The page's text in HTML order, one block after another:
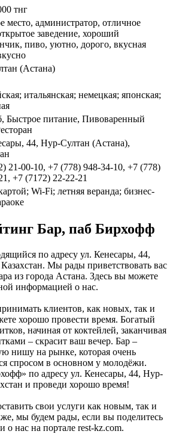
тнг
место, администратор, отличное
заведение, хороший
пиво, уютно, дорого, вкусная
(Астана)
итальянская; немецкая; японская;
Быстрое питание, Пивоваренный
44, Нур-Султан (Астана),
21-00-10, +7 (778) 948-34-10, +7 (778)
+7 (7172) 22-22-21
Wi-Fi; летняя веранда; бизнес-
Бар, паб Бирхофф
по адресу ул. Кенесары, 44,
Мы рады приветствовать вас
из города Астана. Здесь вы можете
информацией о нас.
клиентов, как новых, так и
хорошо провести время. Богатый
начиная от коктейлей, заканчивая
– скрасит ваш вечер. Бар –
нишу на рынке, которая очень
спросом в основном у молодёжи.
по адресу ул. Кенесары, 44, Нур-
и проведи хорошо время!
свои услуги как новым, так и
мы будем рады, если вы поделитесь
о нас на портале rest-kz.com.